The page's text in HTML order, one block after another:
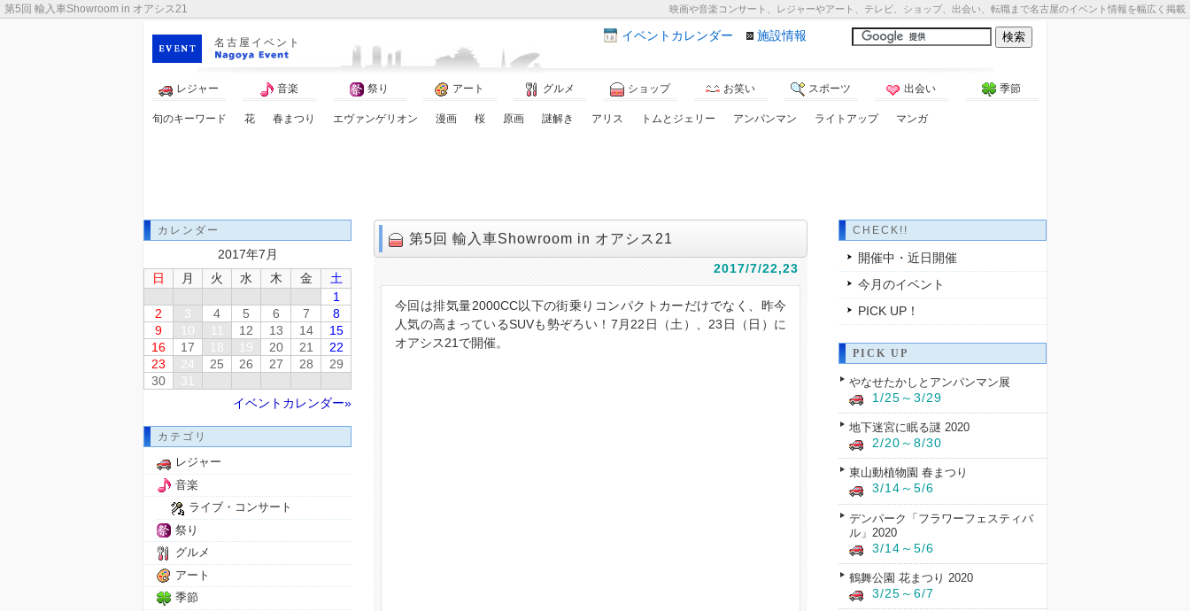
第5回 輸入車Showroom in オアシス21 映画や音楽コンサート、レジャーやアート、テレビ、ショップ、出会い、転職まで名古屋のイベント情報を幅広く掲載
名古屋イベント イベント カレンダー 施設情報
レジャー 音楽 祭り アート グルメ ショップ お笑い スポーツ 出会い 季節
旬のキーワード 花 春まつり エヴァンゲリオン 漫画 桜 原画 謎解き アリス トムとジェリー アンパンマン ライトアップ
マンガ
第5回 輸入車Showroom in オアシス21
2017/7/22,23
今回は排気量2000CC以下の街乗りコンパクトカーだけでなく、昨今
人気の高まっているSUVも勢ぞろい！7月22日（土）、23日（日）に
オアシス21で開催。
カレンダー
2017年7月
日
月 火 水 木 金
土
1
2
3 4 5 6 7
8
9
10 12 13 14
15
16
17 18 19 20 21
22
23
24 25 26 27 28
29
30
31
イベントカレンダー»
カテゴリ
レジャー
音楽
ライブ・コンサート
祭り
グルメ
アート
季節
CHECK!!
開催中・近日開催
今月のイベント
PICK UP！
PICK UP
やなせたかしとアンパンマン展
1/25～3/29
地下迷宮に眠る謎 2020
2/20～8/30
東山動植物園 春まつり
3/14～5/6
デンパーク「フラワーフェスティバ
ル」2020
3/14～5/6
鶴舞公園 花まつり 2020
3/25～6/7